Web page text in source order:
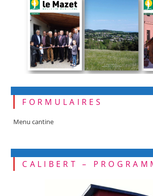
FORMULAIRES
Menu cantine
CALIBERT –